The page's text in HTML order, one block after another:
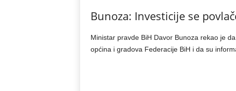
Bunoza: Investicije se
Ministar pravde BiH Davor Bunoza rekao je
općina i gradova Federacije BiH i da su